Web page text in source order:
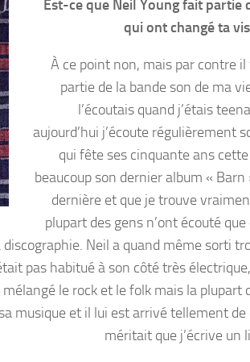
Est-ce que Neil Young fait partie
qui ont changé ta
À ce point non, mais par contre
partie de la bande son de ma
l’écoutais quand j’étais
aujourd’hui j’écoute régulièrement
qui fête ses cinquante ans cette
beaucoup son dernier album « Barn
dernière et que je trouve
plupart des gens n’ont écouté
Neil a quand même sorti
pas habitué à son côté très
le rock et le folk mais la plupart
musique et il lui est arrivé tellement de
méritait que j’écrive un